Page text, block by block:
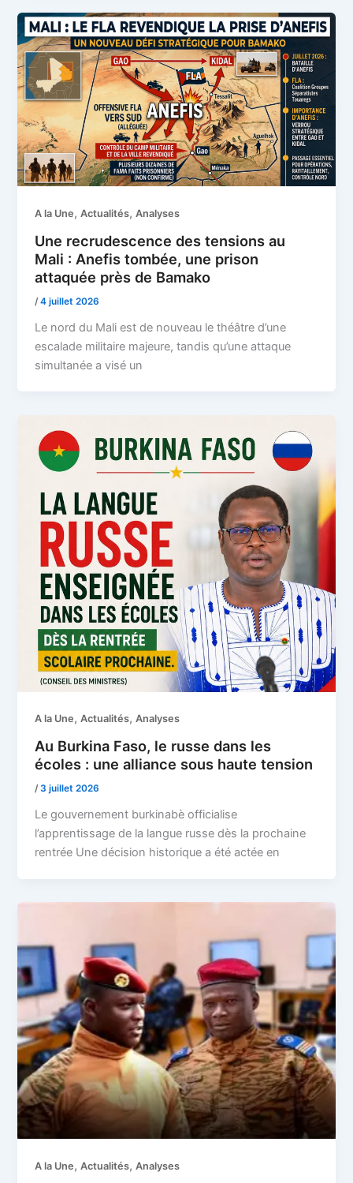
A la Une,Actualités,Analyses
Une recrudescence des tensions au
Mali : Anefis tombée, une prison
attaquée près de Bamako
/4 juillet 2026
Le nord du Mali est de nouveau le théâtre d’une
escalade militaire majeure, tandis qu’une attaque
simultanée a visé un
A la Une,Actualités,Analyses
Au Burkina Faso, le russe dans les
écoles : une alliance sous haute tension
/3 juillet 2026
Le gouvernement burkinabè officialise
l’apprentissage de la langue russe dès la prochaine
rentrée Une décision historique a été actée en
A la Une,Actualités,Analyses